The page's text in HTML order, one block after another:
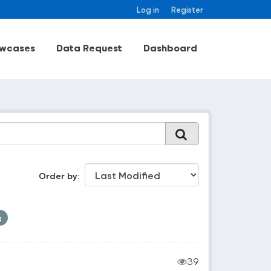
Log in Register
Data Request Dashboard
Order by
39